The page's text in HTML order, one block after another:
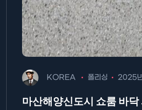
KOREA 폴리싱 2025
마산해양신도시 쇼룸 바